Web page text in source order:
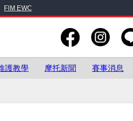
FIM EWC
護教學 摩托新聞 賽事消息